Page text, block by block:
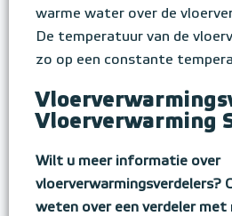
warme water over de
De temperatuur van de
zo op een constante
Vloerverwarming
Wilt u meer informatie over
vloerverwarmingsverdelers?
weten over een verdeler met